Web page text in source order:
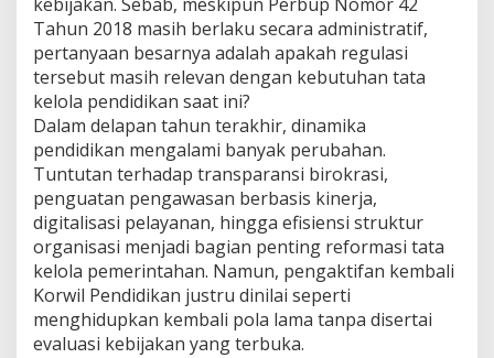
Tahun 2018 masih berlaku secara administratif,
pertanyaan besarnya adalah apakah regulasi
tersebut masih relevan dengan kebutuhan tata
kelola pendidikan saat ini?
Dalam delapan tahun terakhir, dinamika
pendidikan mengalami banyak perubahan.
Tuntutan terhadap transparansi birokrasi,
penguatan pengawasan berbasis kinerja,
digitalisasi pelayanan, hingga efisiensi struktur
organisasi menjadi bagian penting reformasi tata
kelola pemerintahan. Namun, pengaktifan kembali
Korwil Pendidikan justru dinilai seperti
menghidupkan kembali pola lama tanpa disertai
evaluasi kebijakan yang terbuka.